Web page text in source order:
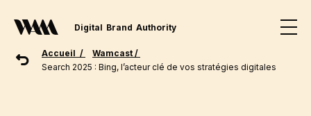
Digital Brand Authority
Accueil /
Wamcast /
Search 2025 : Bing, l’acteur clé de vos stratégies digitales